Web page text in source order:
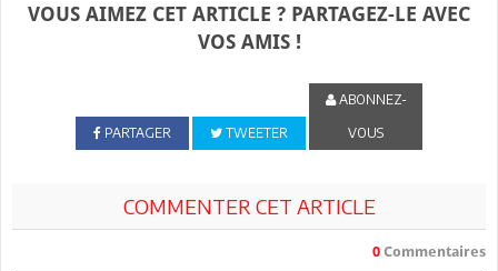
VOUS AIMEZ CET ARTICLE ? PARTAGEZ-LE AVEC
VOS AMIS !
PARTAGER TWEETER
ABONNEZ-
VOUS
COMMENTER CET ARTICLE
0 Commentaires